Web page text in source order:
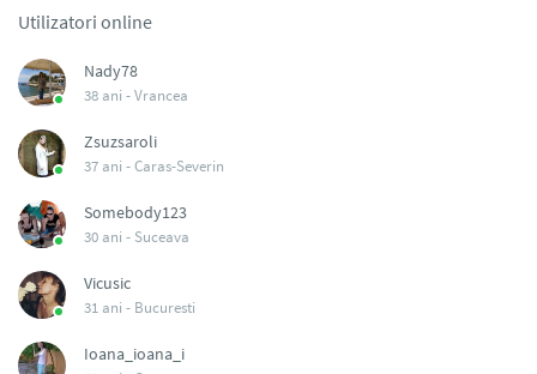
Utilizatori online
Nady78
38 ani -Vrancea
Zsuzsaroli
37 ani -Caras-Severin
Somebody123
30 ani - Suceava
Vicusic
31 ani - Bucuresti
Ioana_ioana_i